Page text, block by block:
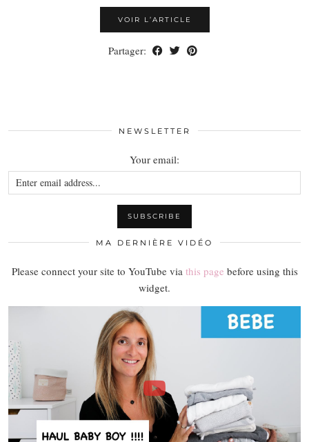
VOIR L’ARTICLE
Partager:
NEWSLETTER
Your email:
MA DERNIÈRE VIDÉO
Please connect your site to YouTube via this page before using this
widget.